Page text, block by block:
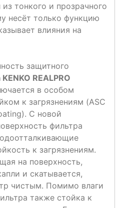
тонкого и прозрачного
несёт только функцию
влияния на
защитного
REALPRO
в особом
к загрязнениям (ASC
С новой
фильтра
к загрязнениям.
на поверхность,
и скатывается,
чистым. Помимо влаги
также стойка к